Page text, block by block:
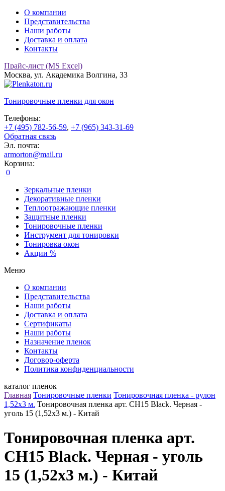
О компании
Представительства
Наши работы
Доставка и оплата
Контакты
Прайс-лист (MS Excel)
Москва, ул. Академика Волгина, 33
Тонировочные пленки для окон
Телефоны:
+7 (495) 782-56-59, +7 (965) 343-31-69
Обратная связь
Эл. почта:
armorton@mail.ru
Корзина:
0
Зеркальные пленки
Декоративные пленки
Теплоотражающие пленки
Защитные пленки
Тонировочные пленки
Инструмент для тонировки
Тонировка окон
Акции %
Меню
О компании
Представительства
Наши работы
Доставка и оплата
Сертификаты
Наши работы
Назначение пленок
Контакты
Договор-оферта
Политика конфиденциальности
каталог пленок
Главная Тонировочные пленки Тонировочная пленка - рулон
1,52х3 м. Тонировочная пленка арт. CH15 Black. Черная -
уголь 15 (1,52х3 м.) - Китай
Тонировочная пленка арт.
CH15 Black. Черная - уголь
15 (1,52х3 м.) - Китай